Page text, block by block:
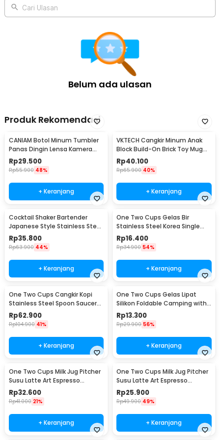
Cari Ulasan
Belum ada ulasan
Produk Rekomendasi
CANIAM Botol Minum Tumbler
Panas Dingin Lensa Kamera
24-105mm 400ml
Rp29.500
Rp55.900 48%
+ Keranjang
VKTECH Cangkir Minum Anak
Block Build-On Brick Toy Mug
350ml - 936SN
Rp40.100
Rp65.900 40%
+ Keranjang
Cocktail Shaker Bartender
Japanese Style Stainless Steel
200ml
Rp35.800
Rp63.900 44%
+ Keranjang
One Two Cups Gelas Bir
Stainless Steel Korea Single
Wall Glass 180ml - J070
Rp16.400
Rp34.900 54%
+ Keranjang
One Two Cups Cangkir Kopi
Stainless Steel Spoon Saucer
Cup 120ml - 201
Rp62.900
Rp104.900 41%
+ Keranjang
One Two Cups Gelas Lipat
Silikon Foldable Camping with
Strap 200ml - F120
Rp13.300
Rp29.900 56%
+ Keranjang
One Two Cups Milk Jug Pitcher
Susu Latte Art Espresso
Stainless Steel 350ml - J068
Rp32.600
Rp41.000 21%
+ Keranjang
One Two Cups Milk Jug Pitcher
Susu Latte Art Espresso
Stainless Steel 150ml - J068
Rp25.900
Rp49.900 49%
+ Keranjang